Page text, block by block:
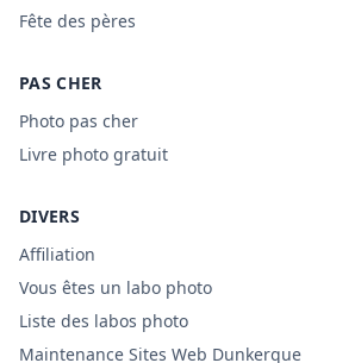
Fête des pères
PAS CHER
Photo pas cher
Livre photo gratuit
DIVERS
Affiliation
Vous êtes un labo photo
Liste des labos photo
Maintenance Sites Web Dunkerque